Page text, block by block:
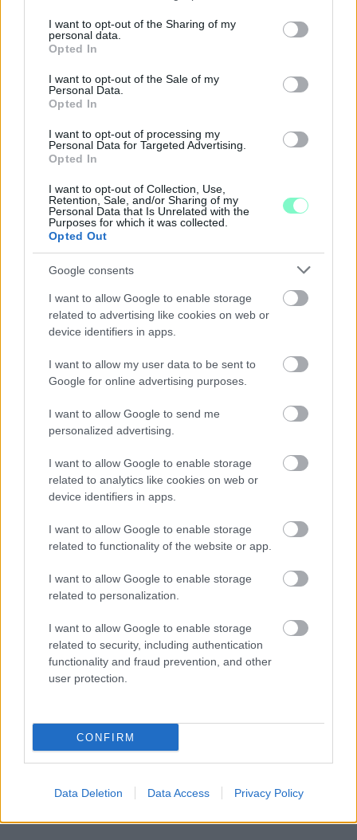
not limited to your visit or usage behaviour. You may click to
grant or deny consent to Google and its third-party tags to
use your data for below specified purposes in below Google
consent section.
I want to opt-out of the Sharing of my
personal data.
Opted In
I want to opt-out of the Sale of my
Personal Data.
Opted In
I want to opt-out of processing my
Personal Data for Targeted Advertising.
Opted In
I want to opt-out of Collection, Use,
Retention, Sale, and/or Sharing of my
Personal Data that Is Unrelated with the
Purposes for which it was collected.
Opted Out
Google consents
I want to allow Google to enable storage
related to advertising like cookies on web or
device identifiers in apps.
I want to allow my user data to be sent to
Google for online advertising purposes.
I want to allow Google to send me
personalized advertising.
I want to allow Google to enable storage
related to analytics like cookies on web or
device identifiers in apps.
I want to allow Google to enable storage
related to functionality of the website or app.
I want to allow Google to enable storage
related to personalization.
I want to allow Google to enable storage
related to security, including authentication
functionality and fraud prevention, and other
user protection.
CONFIRM
Data Deletion Data Access Privacy Policy
Szólj hozzá!
A BAROKK ÖSSZES ÁRNYALATA ÉS MÉG EGY SOR
KIVÁLÓ PROGRAM VÁR MINDENKIT EZEN A HÉTVÉGÉN
Középpontban a hagyományőrzés, de lesz Pogány Induló és
Majka koncert, jóga szeánsz, “borhajózás” és egy csomó minden
ENERGIATAKARÉKOSSÁG: KORÁBBAN KEZDŐDIK
A GYŐRI AUDI ETO KC PÉNTEKI FELKÉSZÜLÉSI
MÉRKŐZÉSE
Az energiaellátás tehermentesítése érdekében másfél órával
előrébb hozták a Brest Bretagne Handball elleni találkozó
kezdését.